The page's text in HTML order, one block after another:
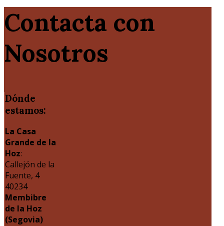
Contacta con
Nosotros
Dónde
estamos:
La Casa
Grande de la
Hoz:
Callejón de la
Fuente, 4
40234
Membibre
de la Hoz
(Segovia)